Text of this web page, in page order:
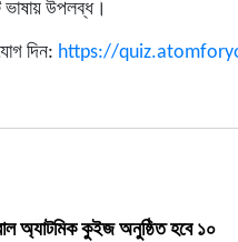
ভাষায় উপলব্ধ।
দিন: https://
অ্যাটমিক কুইজ অনুষ্ঠিত হবে ১০